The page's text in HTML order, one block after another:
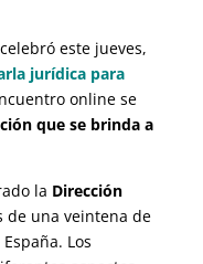
este jueves,
jurídica para
online se
que se brinda a
la Dirección
de una veintena de
Los